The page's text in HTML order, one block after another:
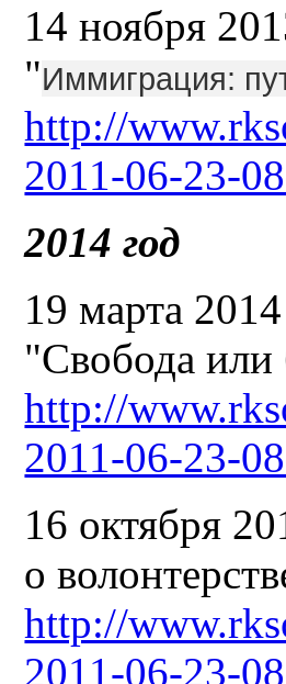
14 ноября
"Иммиграция:
http://
2011-06-23-
2014 год
19 марта
"Свобода или
http://
2011-06-23-
16 октября
о
http://
2011-06-23-